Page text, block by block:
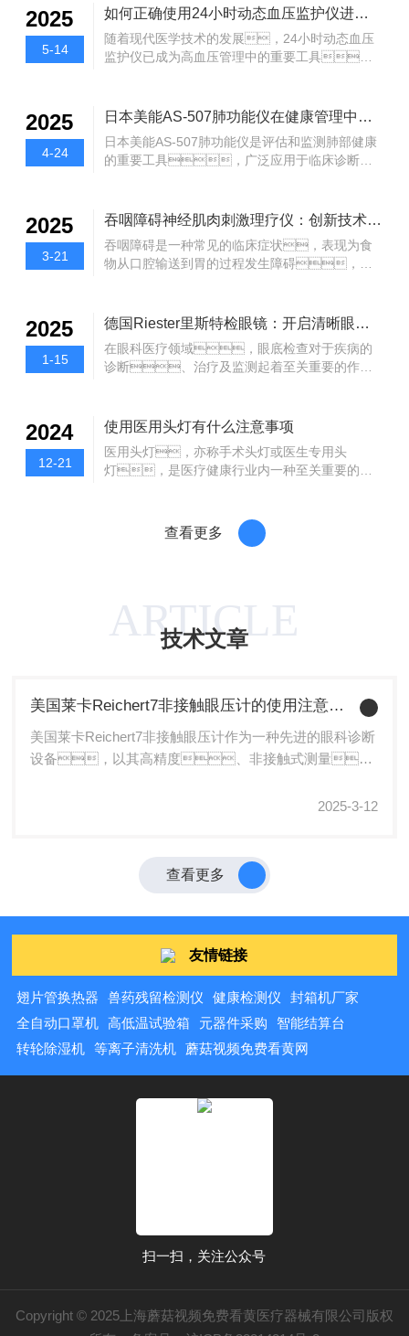
创检测工具，能够有效评估血管健康状
有力支持。一、原理脉搏波速测
定仪基于脉搏波在血管中的传播速度来评估血管
速度与血管的弹性和僵硬程度密切相关。当
动脉硬化发生时，血管壁的弹性降
低，导致脉搏波传播速度加快。通
2025
5-14
如何正确使用24小时动态血压监护仪进行血压管理？
随着现代医学技术的发展，24小时动态血压
监护仪已成为高血压管理中的重要工具。
案。那么，如何正确使用24小时动态
动态血压监护仪的功能动态血压监护仪（ABPM）
是一种通过贴身佩戴监测设备，持续记录全
一个人在日常活动中的血压波动，包括清
晨起床、运动、工作、休
息等时段的变化。这使得医生能够准确评
2025
4-24
日本美能AS-507肺功能仪在健康管理中的角色
日本美能AS-507肺功能仪是评估和监测肺部健康
的重要工具，广泛应用于临床诊断和
助医生评估呼吸系统的功能，及时发现潜
功能仪不仅提高了早期诊断的准确性，还
为慢性疾病的管理和预防提供了有力支
部健康。常见的检测项目包括用力肺活量
（FVC）、一秒钟用力呼气量
（FEV1）、最大呼气流速（PEF）
2025
3-21
吞咽障碍神经肌肉刺激理疗仪：创新技术助力康复
吞咽障碍是一种常见的临床症状，表现为食
物从口腔输送到胃的过程发生障碍，它
重威胁患者的生命安全。近年
吞咽障碍神经肌肉刺激理疗仪作为一种创新的治
疗手段，正逐步成为吞咽障碍患者康复的重
口、咽、食管疾患，脑
神经、延髓病变，假性延髓
麻痹，锥体外系疾病，肌病
2025
1-15
德国Riester里斯特检眼镜：开启清晰眼底检查新时代
在眼科医疗领域，眼底检查对于疾病的
诊断、治疗及监测起着至关重要的作
验，开启了清晰眼底检查的新时
国精湛的光学技术。其配备的高品质光
学镜片，经过精密研磨和镀膜处
像。无论是细微的血管纹理，还
是视网膜上的微小病变，都能在医生的
结构，捕捉早期病变迹象，...
2024
12-21
使用医用头灯有什么注意事项
医用头灯，亦称手术头灯或医生专用头
灯，是医疗健康行业内一种至关重要的照
手术、检查或精细操作过程中获得最佳视
野。使用医用头灯虽然能显著增强医护人
洁：使用前后，应使用柔软的
干净布料轻轻擦拭头灯的外表面，避免划
伤透明镜头。-深度消毒：按照厂家指
查看更多
ARTICLE
技术文章
美国莱卡Reichert7非接触眼压计的使用注意事项
美国莱卡Reichert7非接触眼压计作为一种先进的眼科诊断
设备，以其高精度、非接触式测量、
床诊断和治疗中。为确保使用该设备的准确性和安
患者应确保眼部干净整洁，避免化妆
品、眼药水等物质残留，以免影响测量
动：检查前应避免剧烈运动，以免导致眼
压异常波动，影响检查结果的准确性。3.摘除
隐形眼镜：检查时应避免佩戴隐形眼镜，
以免干扰测量过程或...
2025-3-12
查看更多
友情链接
翅片管换热器 兽药残留检测仪 健康检测仪
封箱机厂家
全自动口罩机
高低温试验箱 元器件采购
智能结算台
转轮除湿机
等离子清洗机 蘑菇视频免费看黄网
扫一扫，关注公众号
Copyright © 2025上海蘑菇视频免费看黄医疗器械有限公司版权